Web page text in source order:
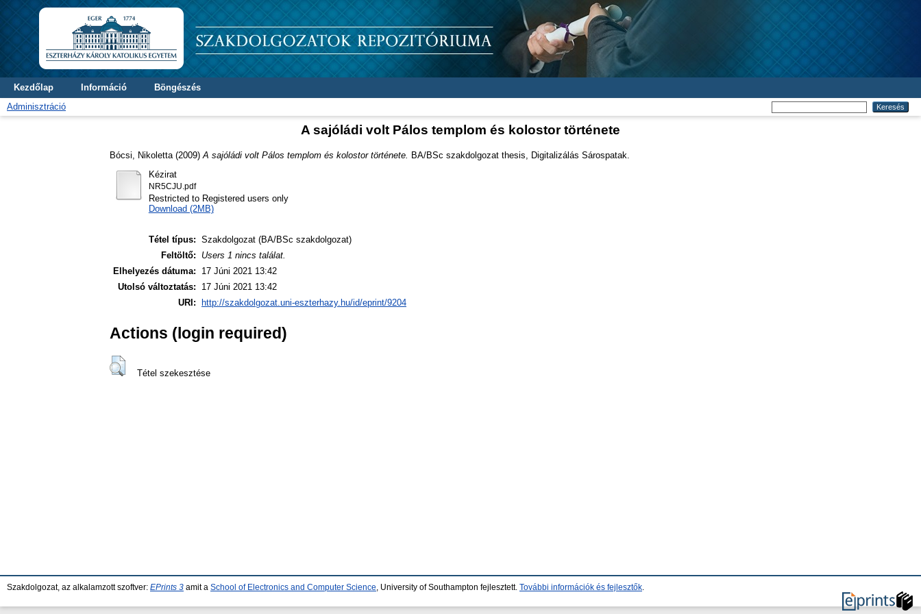
Kezdőlap Információ
Böngészés
Adminisztráció
A sajóládi volt Pálos templom és kolostor története
Bócsi, Nikoletta (2009) A sajóládi volt Pálos templom és kolostor története.
BA/BSc szakdolgozat thesis, Digitalizálás Sárospatak.
Kézirat
NR5CJU.pdf
Restricted to Registered users only
Download (2MB)
Tétel típus: Szakdolgozat (BA/BSc szakdolgozat)
Feltöltő:
Users 1 nincs találat.
Elhelyezés dátuma:
17 Júni 2021 13:42
Utolsó változtatás:
17 Júni 2021 13:42
URI:
http://szakdolgozat.uni-eszterhazy.hu/id/eprint/9204
Actions (login required)
Tétel szekesztése
Szakdolgozat, az alkalamzott szoftver: EPrints 3 amit a School of Electronics and Computer Science , University of Southampton fejlesztett. További információk és fejlesztők